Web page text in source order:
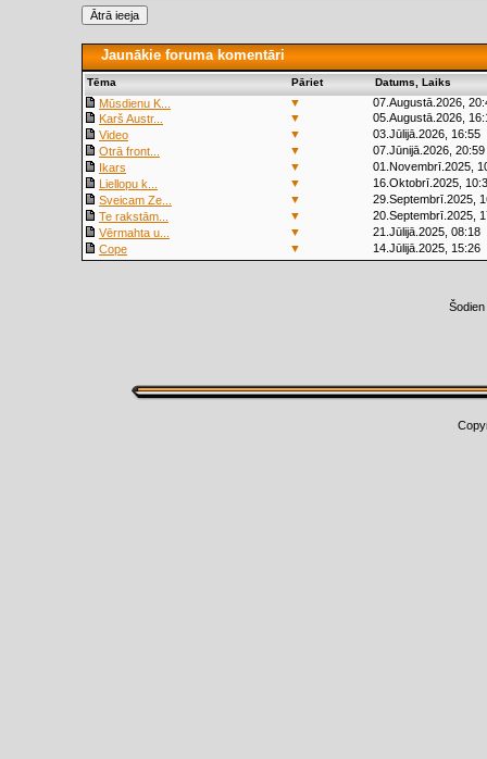
Jaunākie foruma komentāri
Tēma Pāriet Datums, Laiks
Mūsdienu K... ▼
07.Augustā.2026,
Karš Austr...
▼
05.Augustā.2026,
Video
▼
03.Jūlijā.2026, 16:55
Otrā front...
▼
07.Jūnijā.2026, 20:59
Ikars
▼
01.Novembrī.2025,
Liellopu k...
▼
16.Oktobrī.2025,
Sveicam Ze...
▼
29.Septembrī.2025,
Te rakstām...
▼
20.Septembrī.2025,
Vērmahta u...
▼
21.Jūlijā.2025, 08:18
Cope
▼ 14.Jūlijā.2025, 15:26